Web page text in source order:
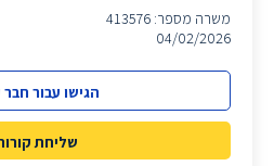
משרה מספר: 413576
04/02/2026
הגישו עבור
שליחת